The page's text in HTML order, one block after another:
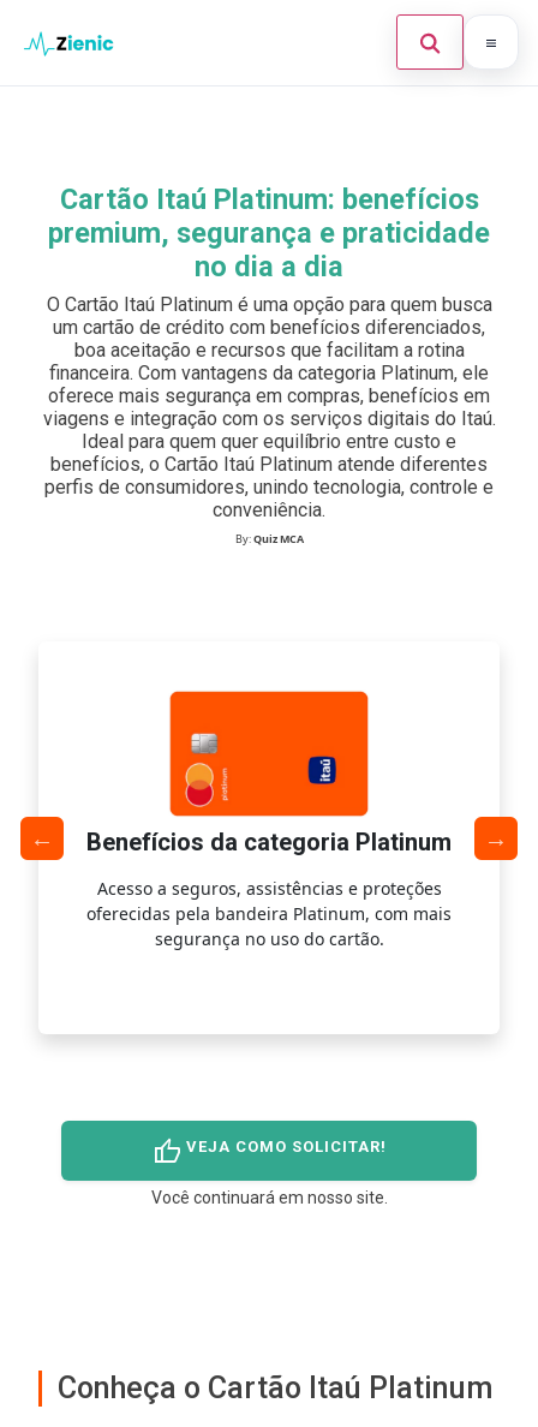
Abrir
Investimento
Legal
Buscar:
Pulsa Enter para buscar o ESC para cerrar.
Cartão Itaú Platinum: benefícios
premium, segurança e praticidade
no dia a dia
O Cartão Itaú Platinum é uma opção para quem busca
um cartão de crédito com benefícios diferenciados,
boa aceitação e recursos que facilitam a rotina
financeira. Com vantagens da categoria Platinum, ele
oferece mais segurança em compras, benefícios em
viagens e integração com os serviços digitais do Itaú.
Ideal para quem quer equilíbrio entre custo e
benefícios, o Cartão Itaú Platinum atende diferentes
perfis de consumidores, unindo tecnologia, controle e
conveniência.
By:Quiz MCA
Benefícios da categoria Platinum
Acesso a seguros, assistências e proteções
oferecidas pela bandeira Platinum, com mais
segurança no uso do cartão.
thumb_up VEJA COMO SOLICITAR!
Você continuará em nosso site.
Conheça o Cartão Itaú Platinum